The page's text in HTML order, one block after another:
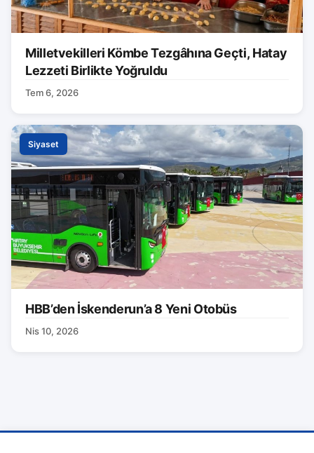
Milletvekilleri Kömbe Tezgâhına Geçti, Hatay
Lezzeti Birlikte Yoğruldu
Tem 6, 2026
Siyaset
HBB’den İskenderun’a 8 Yeni Otobüs
Nis 10, 2026